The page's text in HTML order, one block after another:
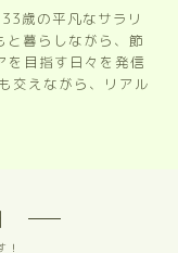
歳の平凡なサラリ
と暮らしながら、節
を目指す日々を発信
交えながら、リアル
！